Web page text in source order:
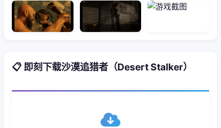
📋 即刻下载沙漠追猎者（Desert Stalker）